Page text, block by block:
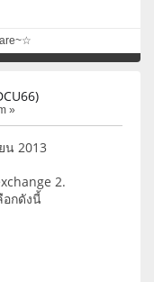
»
น 2013
2.
อกดังนี้